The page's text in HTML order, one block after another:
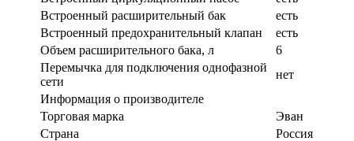
Встроенный расширительный бак
есть
Встроенный предохранительный клапан
есть
Объем расширительного бака, л
6
Перемычка для подключения однофазной
сети
нет
Информация о производителе
Торговая марка
Эван
Страна
Россия